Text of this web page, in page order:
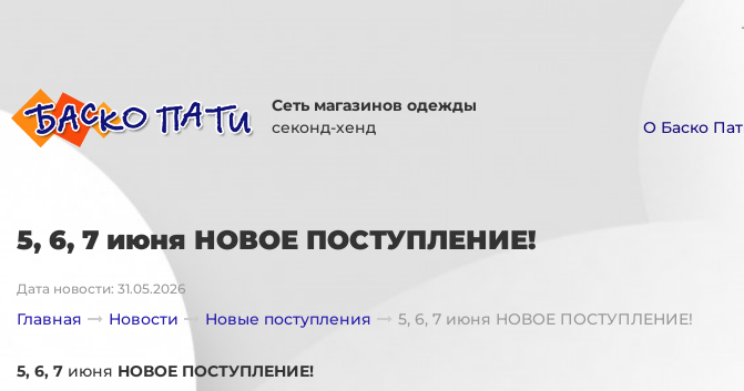
Сеть магазинов одежды
секонд-хенд
О Баско
5, 6, 7 июня НОВОЕ ПОСТУПЛЕНИЕ!
Дата новости: 31.05.2026
Главная Новости Новые поступления 5, 6, 7 июня НОВОЕ ПОСТУПЛЕНИЕ!
5, 6, 7 июня НОВОЕ ПОСТУПЛЕНИЕ!